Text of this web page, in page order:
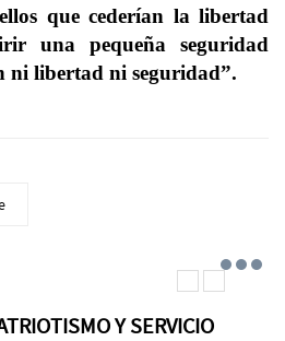
que cederían la libertad
una pequeña seguridad
ni libertad ni seguridad”.
Y SERVICIO